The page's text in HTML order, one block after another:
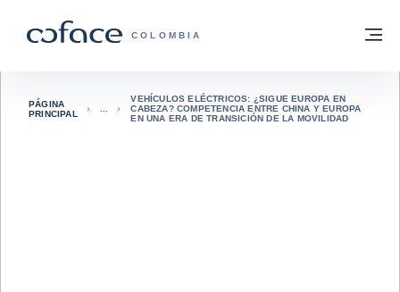
COFACE - FOR TRADE
COLOMBIA
Volver a la página principal
PÁGINA
PRINCIPAL
VEHÍCULOS ELÉCTRICOS: ¿SIGUE EUROPA EN
CABEZA? COMPETENCIA ENTRE CHINA Y EUROPA
EN UNA ERA DE TRANSICIÓN DE LA MOVILIDAD